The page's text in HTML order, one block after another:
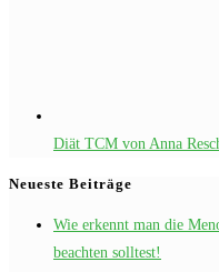
Diät TCM von Anna
Neueste Beiträge
Wie erkennt man die
beachten solltest!